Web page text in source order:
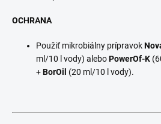
OCHRANA
Použiť mikrobiálny prípravok
ml/10 l vody) aleboPowerOf-K
+BorOil (20 ml/10 l vody).